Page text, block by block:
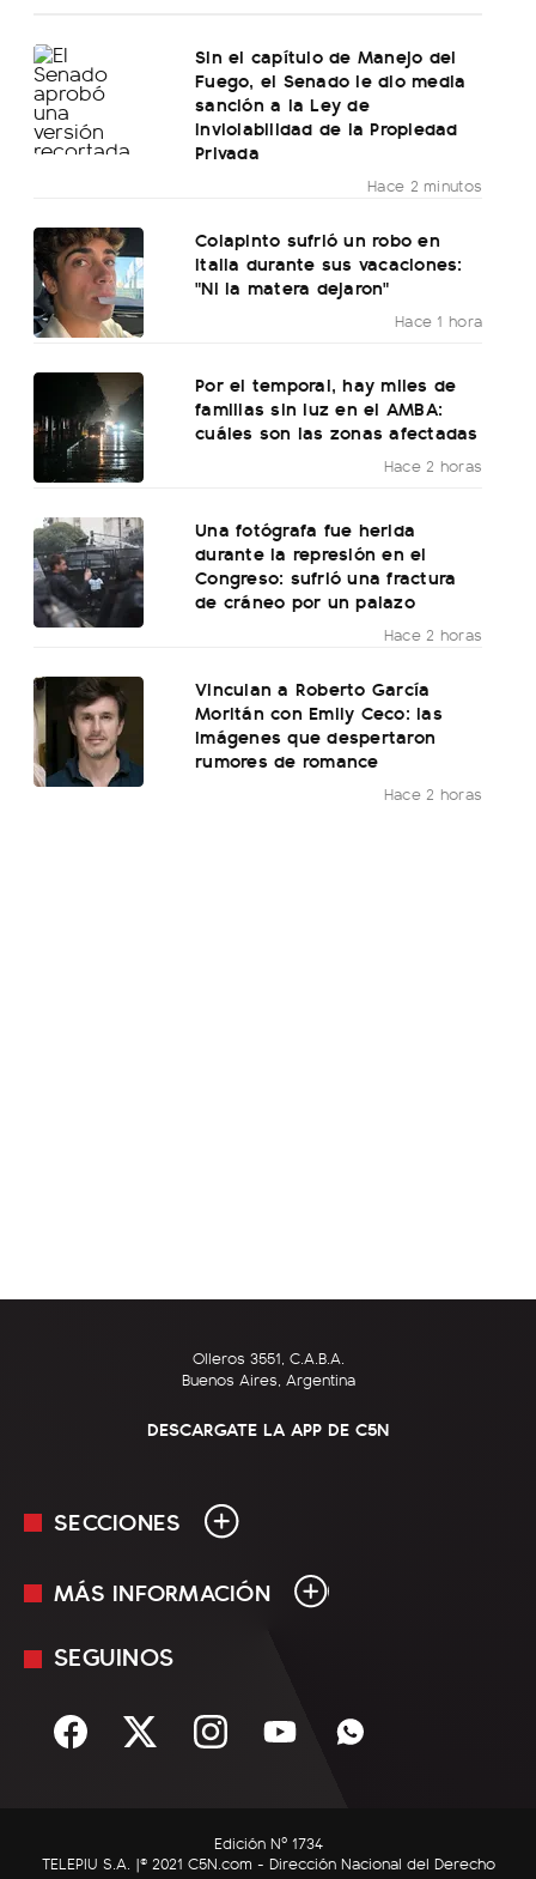
Sin el capítulo de Manejo del
Fuego, el Senado le dio media
sanción a la Ley de
Inviolabilidad de la Propiedad
Privada
Hace 2 minutos
Colapinto sufrió un robo en
Italia durante sus vacaciones:
"Ni la matera dejaron"
Hace 1 hora
Por el temporal, hay miles de
familias sin luz en el AMBA:
cuáles son las zonas afectadas
Hace 2 horas
Una fotógrafa fue herida
durante la represión en el
Congreso: sufrió una fractura
de cráneo por un palazo
Hace 2 horas
Vinculan a Roberto García
Moritán con Emily Ceco: las
imágenes que despertaron
rumores de romance
Hace 2 horas
Olleros 3551, C.A.B.A.
Buenos Aires, Argentina
DESCARGATE LA APP DE C5N
SECCIONES
En Vivo
Sociedad
C5N Autos
MÁS INFORMACIÓN
Mediakit
Términos y condiciones
SEGUINOS
Edición Nº 1734
TELEPIU S.A. |© 2021 C5N.com - Dirección Nacional del Derecho